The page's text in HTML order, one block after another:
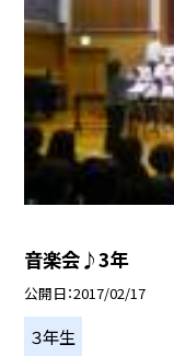
音楽会♪3年
公開日 2017/02/17
３年生